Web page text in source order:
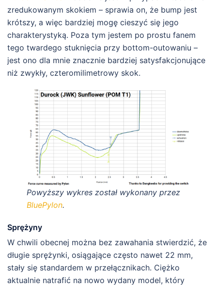
zredukowanym skokiem – sprawia on, że bump jest
krótszy, a więc bardziej mogę cieszyć się jego
charakterystyką. Poza tym jestem po prostu fanem
tego twardego stuknięcia przy bottom-outowaniu –
jest ono dla mnie znacznie bardziej satysfakcjonujące
niż zwykły, czteromilimetrowy skok.
Powyższy wykres został wykonany przez
BluePylon.
Sprężyny
W chwili obecnej można bez zawahania stwierdzić, że
długie sprężynki, osiągające często nawet 22 mm,
stały się standardem w przełącznikach. Ciężko
aktualnie natrafić na nowo wydany model, który